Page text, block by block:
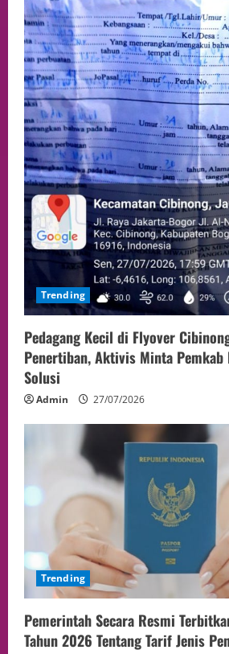
Trending
Pedagang Kecil di Flyover
Penertiban, Aktivis Minta
Solusi
Admin 27/07/2026
Trending
Pemerintah Secara Resmi
Tahun 2026 Tentang Tarif Jenis